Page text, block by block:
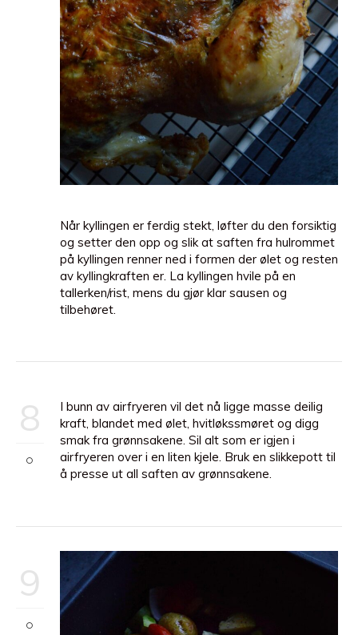
Når kyllingen er ferdig stekt, løfter du den forsiktig
og setter den opp og slik at saften fra hulrommet
på kyllingen renner ned i formen der ølet og resten
av kyllingkraften er. La kyllingen hvile på en
tallerken/rist, mens du gjør klar sausen og
tilbehøret.
8
I bunn av airfryeren vil det nå ligge masse deilig
kraft, blandet med ølet, hvitløkssmøret og digg
smak fra grønnsakene. Sil alt som er igjen i
airfryeren over i en liten kjele. Bruk en slikkepott til
å presse ut all saften av grønnsakene.
9